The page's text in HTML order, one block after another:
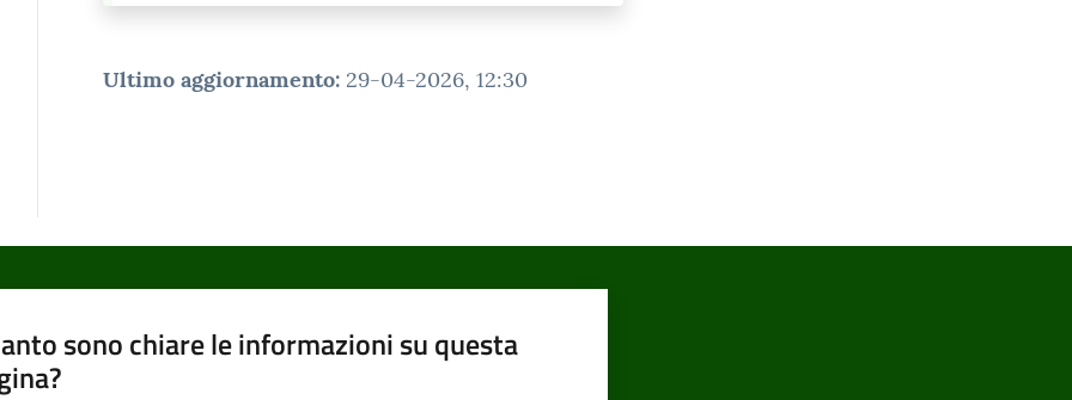
Ultimo aggiornamento: 29-04-2026, 12:30
sono chiare le informazioni su questa